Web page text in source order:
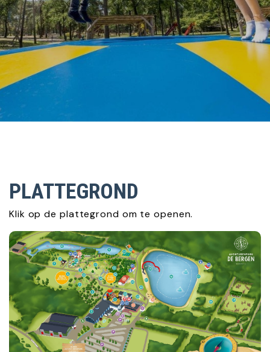
PLATTEGROND
Klik op de plattegrond om te openen.